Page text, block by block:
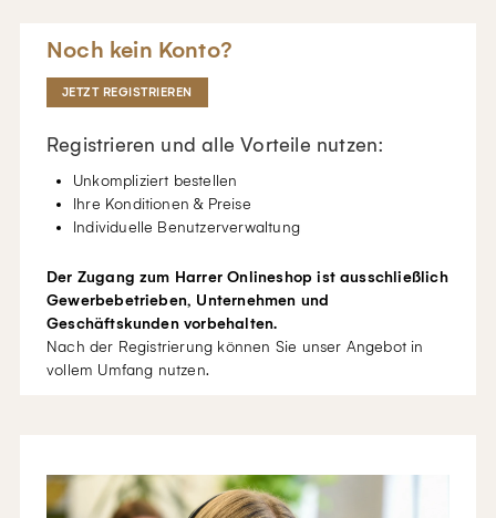
Noch kein Konto?
JETZT REGISTRIEREN
Registrieren und alle Vorteile nutzen:
Unkompliziert bestellen
Ihre Konditionen & Preise
Individuelle Benutzerverwaltung
Der Zugang zum Harrer Onlineshop ist ausschließlich
Gewerbebetrieben, Unternehmen und
Geschäftskunden vorbehalten.
Nach der Registrierung können Sie unser Angebot in
vollem Umfang nutzen.